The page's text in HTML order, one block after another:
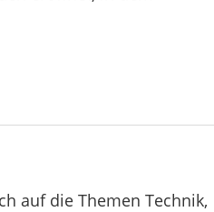
auf die Themen Technik,